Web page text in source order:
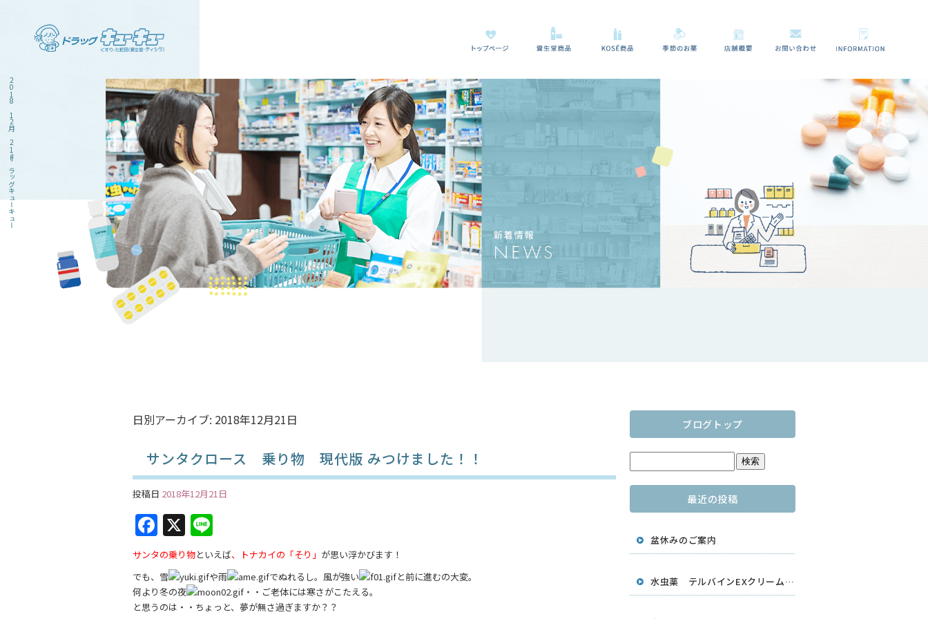
2018 12月 21|ドラッグキューキュー
日別アーカイブ: 2018年12月21日
サンタクロース 乗り物 現代版 みつけました！！
投稿日 2018年12月21日
F
a
c
e
X
n
e
サンタの乗り物といえば、トナカイの「そり」 が思い浮かびます！
でも、雪
や雨 でぬれるし。風が強い
と前に進むの大変。
何より冬の夜
・・ご老体には寒さがこたえる。
と思うのは・・ちょっと、夢が無さ過ぎますか？？
ブログトップ
最近の投稿
盆休みのご案内
水虫薬 テルバインEXクリーム 大容量25g